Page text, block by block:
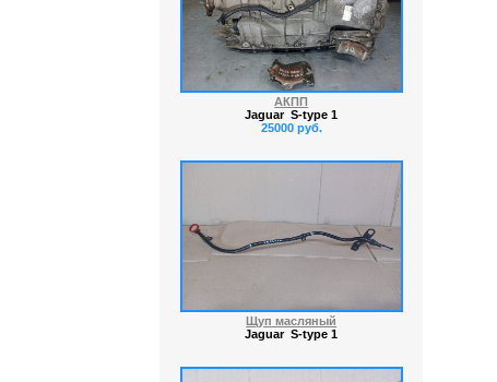
АКПП
Jaguar S-type 1
25000 руб.
Щуп масляный
Jaguar S-type 1